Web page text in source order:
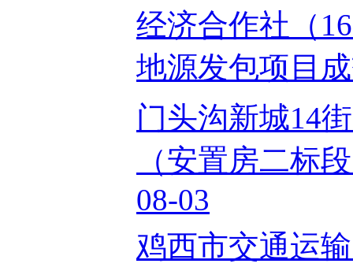
经济合作社（
地源发包项目
门头沟新城14
（安置房二标
08-03
鸡西市交通运